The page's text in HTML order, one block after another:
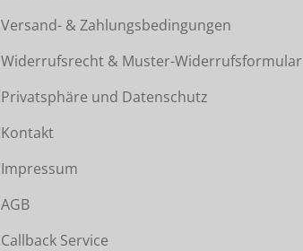
Versand- & Zahlungsbedingungen
Widerrufsrecht & Muster-Widerrufsformular
Privatsphäre und Datenschutz
Kontakt
Impressum
AGB
Callback Service